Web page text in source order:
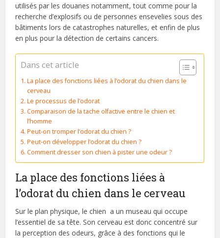
utilisés par les douanes notamment, tout comme pour la
recherche d’explosifs ou de personnes ensevelies sous des
bâtiments lors de catastrophes naturelles, et enfin de plus
en plus pour la détection de certains cancers.
Dans cet article
La place des fonctions liées à l’odorat du chien dans le
cerveau
Le processus de l’odorat
Comparaison de la tache olfactive entre le chien et
l’homme
Peut-on tromper l’odorat du chien ?
Peut-on développer l’odorat du chien ?
Comment dresser son chien à pister une odeur ?
La place des fonctions liées à
l’odorat du chien dans le cerveau
Sur le plan physique, le chien a un museau qui occupe
l’essentiel de sa tête. Son cerveau est donc concentré sur
la perception des odeurs, grâce à des fonctions qui le